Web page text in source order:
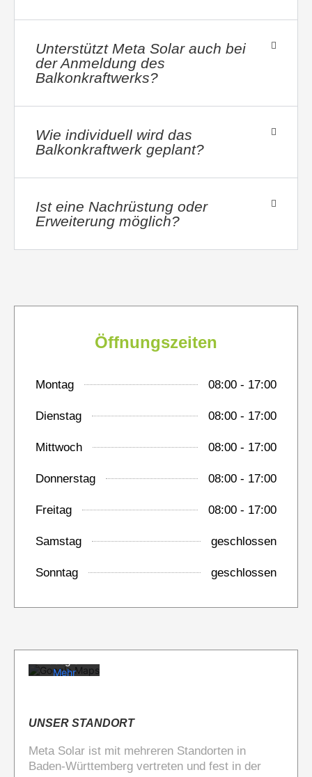
Unterstützt Meta Solar auch bei
der Anmeldung des
Balkonkraftwerks?
Wie individuell wird das
Balkonkraftwerk geplant?
Ist eine Nachrüstung oder
Erweiterung möglich?
Öffnungszeiten
Montag 08:00 - 17:00
Dienstag 08:00 - 17:00
Mittwoch 08:00 - 17:00
Donnerstag 08:00 - 17:00
Freitag 08:00 - 17:00
Samstag geschlossen
Sonntag geschlossen
Laden der
g von
Mehr
laden
Google
Maps immer
UNSER STANDORT
Meta Solar ist mit mehreren Standorten in
Baden-Württemberg vertreten und fest in der